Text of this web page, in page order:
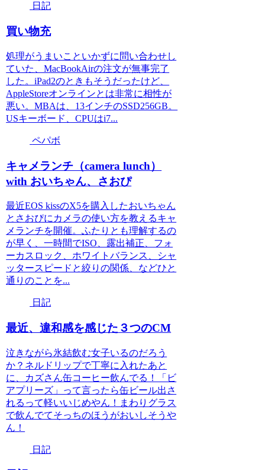
日記
買い物充
処理がうまいこといかずに問い合わせし
ていた、MacBookAirの注文が無事完了
した。iPad2のときもそうだったけど、
AppleStoreオンラインとは非常に相性が
悪い。MBAは、13インチのSSD256GB。
USキーボード、CPUはi7...
ペパボ
キャメランチ（camera lunch）
with おいちゃん、さおぴ
最近EOS kissのX5を購入したおいちゃん
とさおぴにカメラの使い方を教えるキャ
メランチを開催。ふたりとも理解するの
が早く、一時間でISO、露出補正、フォ
ーカスロック、ホワイトバランス、シャ
ッタースピードと絞りの関係、などひと
通りのことを...
日記
最近、違和感を感じた３つのCM
泣きながら氷結飲む女子いるのだろう
か？ネルドリップで丁寧に入れたあと
に、カズさん缶コーヒー飲んでる！「ビ
アプリーズ」って言ったら缶ビール出さ
れるって軽いいじめやん！まわりグラス
で飲んでてそっちのほうがおいしそうや
ん！
日記